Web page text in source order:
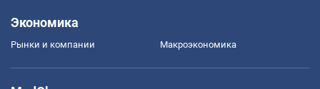
Экономика
Рынки и компании Mакроэкономика